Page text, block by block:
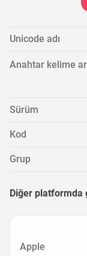
Unicode adı
Anahtar kelime
Sürüm
Kod
Grup
Diğer platformda
Apple